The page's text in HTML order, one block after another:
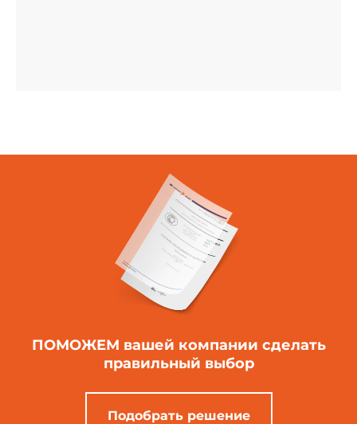
ПОМОЖЕМ вашей компании сделать
правильный выбор
Подобрать решение